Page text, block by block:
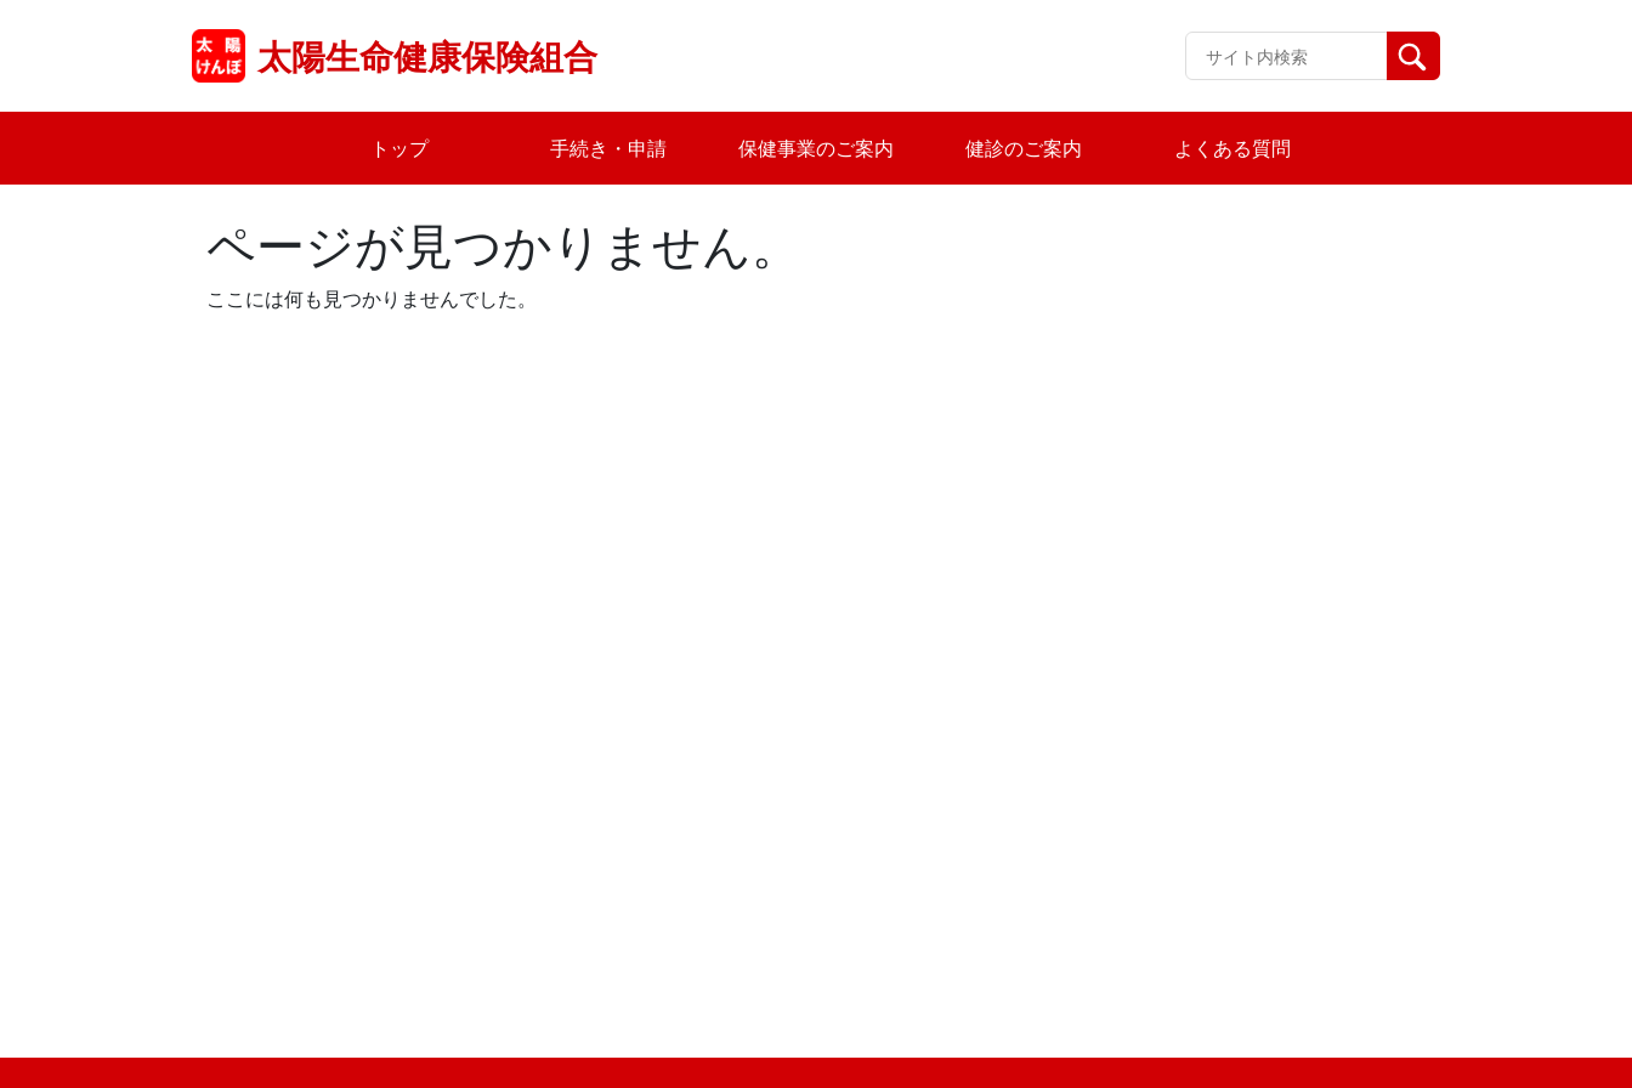
太陽生命健康保険組合
トップ 手続き・申請 保健事業のご案内 健診のご案内 よくある質問
ページが見つかりません。
ここには何も見つかりませんでした。